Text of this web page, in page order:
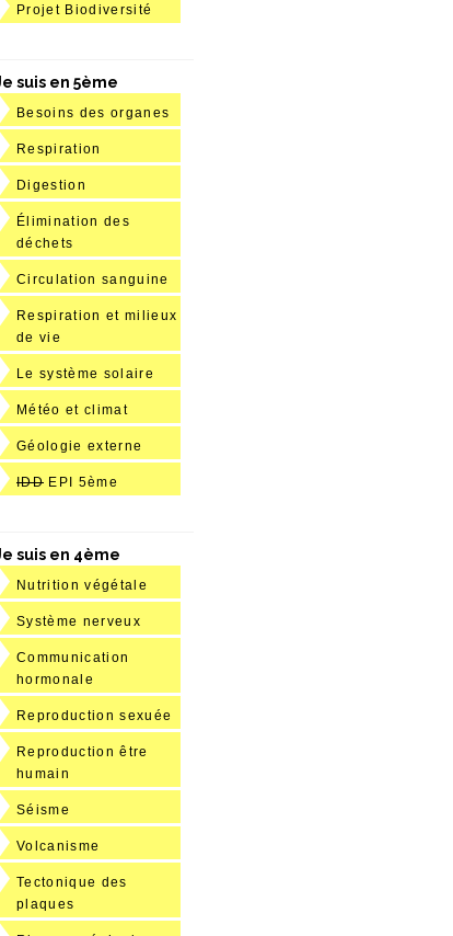
Projet Biodiversité
suis en 5ème
Besoins des organes
Respiration
Digestion
Élimination des
déchets
Circulation sanguine
Respiration et milieux
de vie
Le système solaire
Météo et climat
Géologie externe
IDD EPI 5ème
suis en 4ème
Nutrition végétale
Système nerveux
Communication
hormonale
Reproduction sexuée
Reproduction être
humain
Séisme
Volcanisme
Tectonique des
plaques